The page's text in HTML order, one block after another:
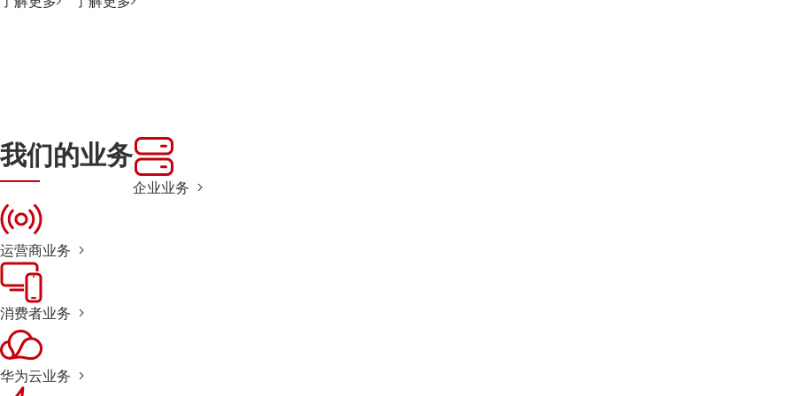
我们的业务
企业业务
运营商业务
消费者业务
华为云业务